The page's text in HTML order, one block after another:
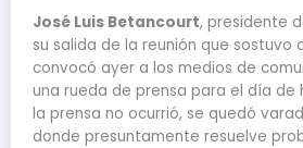
José Luis Betancourt, presidente
su salida de la reunión que sostuvo
convocó ayer a los medios de
una rueda de prensa para el día de
la prensa no ocurrió, se quedó
donde presuntamente resuelve